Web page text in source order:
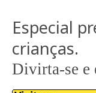
Especial
crianças.
Divirta-se e